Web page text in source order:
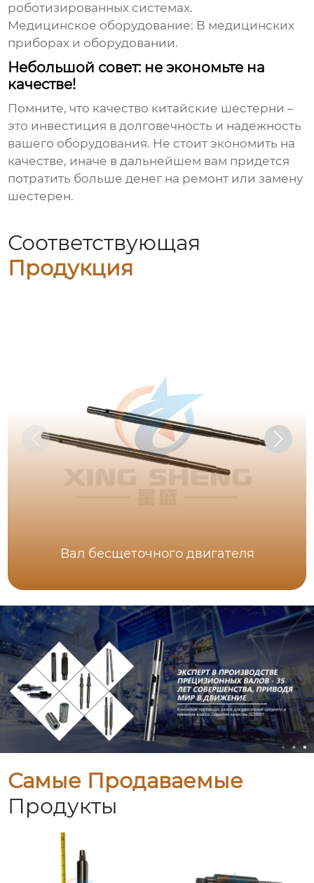
роботизированных системах.
Медицинское оборудование: В медицинских
приборах и оборудовании.
Небольшой совет: не экономьте на
качестве!
Помните, что качество китайские шестерни –
это инвестиция в долговечность и надежность
вашего оборудования. Не стоит экономить на
качестве, иначе в дальнейшем вам придется
потратить больше денег на ремонт или замену
шестерен.
Соответствующая
Продукция
Вал бесщеточного двигателя
Самые Продаваемые
Продукты